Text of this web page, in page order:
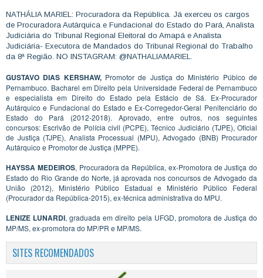
NATHÁLIA MARIEL: Procuradora da República. Já exerceu os cargos
de Procuradora Autárquica e Fundacional do Estado do Pará, Analista
Judiciária do Tribunal Regional Eleitoral do Amapá e Analista
Judiciária- Executora de Mandados do Tribunal Regional do Trabalho
da 8ª Região. NO INSTAGRAM: @NATHALIAMARIEL.
GUSTAVO DIAS KERSHAW, Promotor de Justiça do Ministério Púbico de
Pernambuco. Bacharel em Direito pela Universidade Federal de Pernambuco
e especialista em Direito do Estado pela Estácio de Sá. Ex-Procurador
Autárquico e Fundacional do Estado e Ex-Corregedor-Geral Penitenciário do
Estado do Pará (2012-2018). Aprovado, entre outros, nos seguintes
concursos: Escrivão de Polícia civil (PCPE), Técnico Judiciário (TJPE), Oficial
de Justiça (TJPE), Analista Processual (MPU), Advogado (BNB) Procurador
Autárquico e Promotor de Justiça (MPPE).
HAYSSA MEDEIROS, Procuradora da República, ex-Promotora de Justiça do
Estado do Rio Grande do Norte, já aprovada nos concursos de Advogado da
União (2012), Ministério Público Estadual e Ministério Público Federal
(Procurador da República-2015), ex-técnica administrativa do MPU.
LENIZE LUNARDI, graduada em direito pela UFGD, promotora de Justiça do
MP/MS, ex-promotora do MP/PR e MP/MS.
SITES RECOMENDADOS